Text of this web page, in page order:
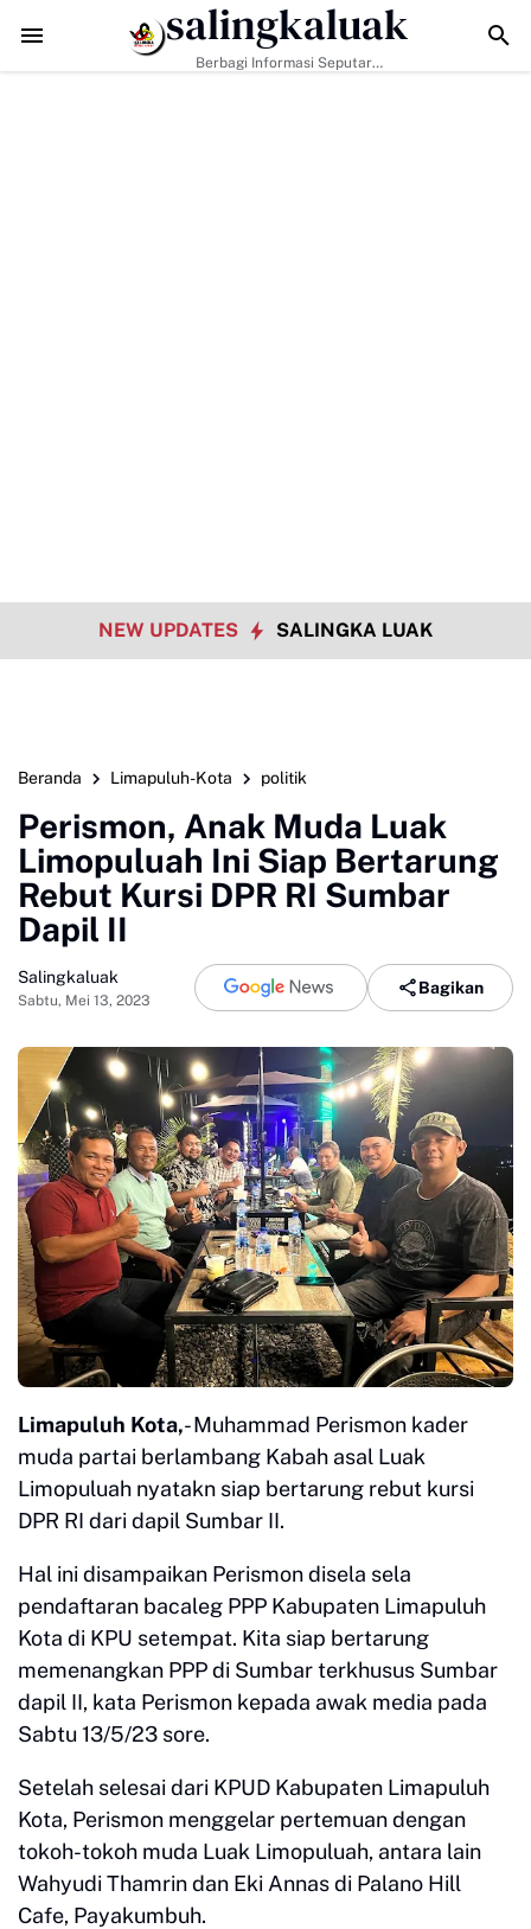
Tantangan Era Digital, Arisal Aziz Ajak Masyarakat Perkuat Nilai
salingkaluak
Berbagi Informasi Seputar
NEW UPDATES SALINGKA LUAK
Beranda Limapuluh-Kota politik
Perismon, Anak Muda Luak
Limopuluah Ini Siap Bertarung
Rebut Kursi DPR RI Sumbar
Dapil II
Salingkaluak
Sabtu, Mei 13, 2023
Bagikan
Limapuluh Kota,- Muhammad Perismon kader
muda partai berlambang Kabah asal Luak
Limopuluah nyatakn siap bertarung rebut kursi
DPR RI dari dapil Sumbar II.
Hal ini disampaikan Perismon disela sela
pendaftaran bacaleg PPP Kabupaten Limapuluh
Kota di KPU setempat. Kita siap bertarung
memenangkan PPP di Sumbar terkhusus Sumbar
dapil II, kata Perismon kepada awak media pada
Sabtu 13/5/23 sore.
Setelah selesai dari KPUD Kabupaten Limapuluh
Kota, Perismon menggelar pertemuan dengan
tokoh-tokoh muda Luak Limopuluah, antara lain
Wahyudi Thamrin dan Eki Annas di Palano Hill
Cafe, Payakumbuh.